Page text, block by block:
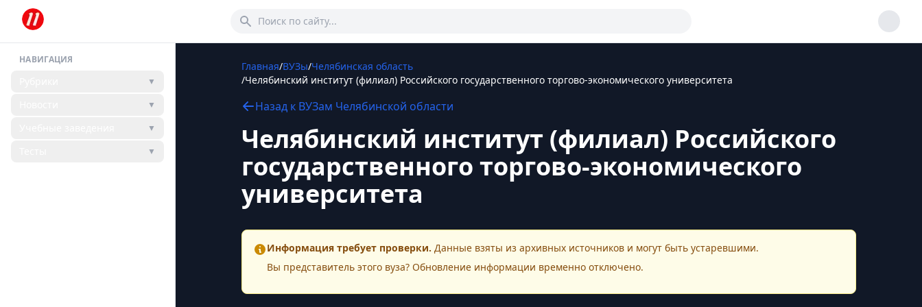
НАВИГАЦИЯ
▼
▼
▼
▼
Главная/ВУЗы/Челябинская область
/Челябинский институт (филиал) Российского государственного торгово-экономического университета
Назад к ВУЗам Челябинской области
Челябинский институт (филиал) Российского
государственного торгово-экономического
университета
Информация требует проверки. Данные взяты из архивных источников и могут быть устаревшими.
Вы представитель этого вуза? Обновление информации временно отключено.